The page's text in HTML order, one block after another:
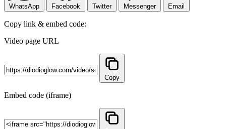
WhatsApp Facebook Twitter Messenger Email
Copy link & embed code:
Video page URL
Copy
Embed code (iframe)